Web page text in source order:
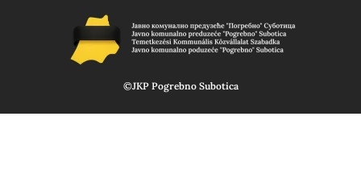
©JKP Pogrebno Subotica